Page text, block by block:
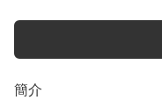
簡介